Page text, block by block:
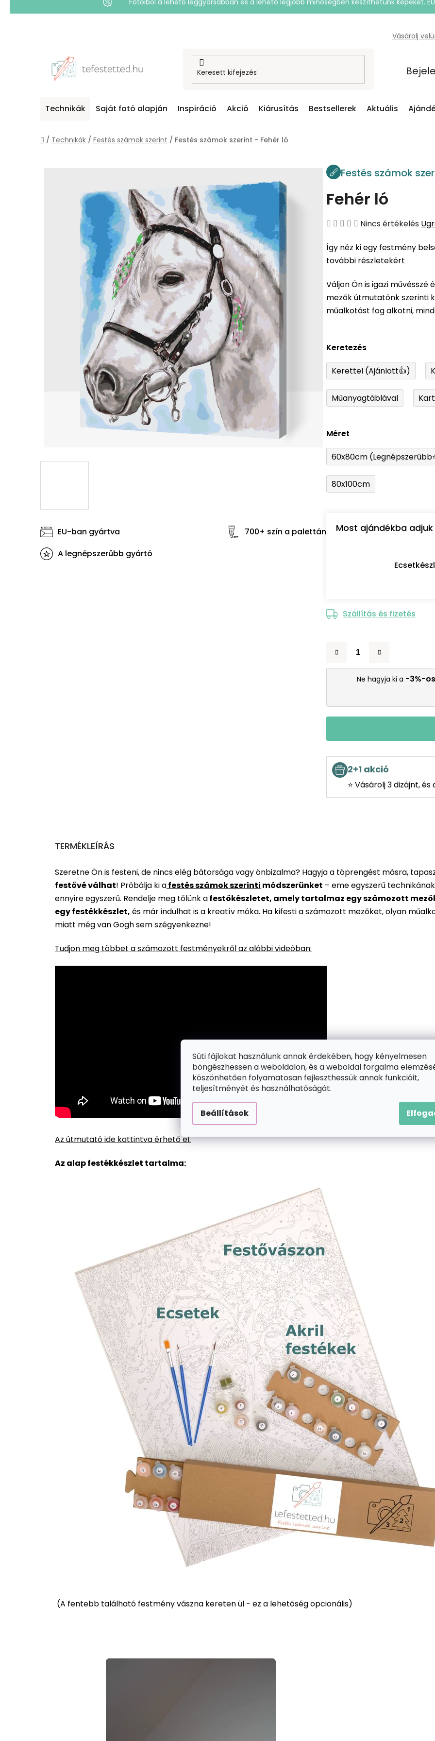
Süti fájlokat használunk annak érdekében, hogy kényelmesen
böngészhessen a weboldalon, és a weboldal forgalma
köszönhetően folyamatosan fejleszthessük annak funkcióit,
teljesítményét és használhatóságát.
Beállítások
Fotóiból a lehető leggyorsabban és a lehető legjobb minőségben készíthetünk képeket.
Vásárolj
Technikák Saját fotó alapján Inspiráció Akció Kiárusítás Bestsellerek Aktuális
Kezdőlap
/ Technikák / Festés számok szerint / Festés számok szerint - Fehér ló
Festés számok
Fehér ló
A
átlagos
értékelése
ből
0,0
csillag.
Nincs értékelés
Így néz ki egy festmény
további részletekért
Váljon Ön is igazi
mezők útmutatónk szerinti
műalkotást fog alkotni,
Keretezés
Kerettel (Ajánlott👍)
Műanyagtáblával
Méret
60x80cm
80x100cm
Most ajándékba
Szállítás és fizetés
Ne hagyja ki a -3%-os
2+1 akció
⭐ Vásárolj 3 dizájnt,
EU-ban gyártva
700+ szín a palettán
A legnépszerűbb gyártó
TERMÉKLEÍRÁS
Szeretne Ön is festeni, de nincs elég bátorsága vagy önbizalma? Hagyja a töprengést másra,
festővé válhat! Próbálja ki afestés számok szerinti módszerünket – eme egyszerű
ennyire egyszerű. Rendelje meg tőlünk afestőkészletet, amely tartalmaz egy számozott
egy festékkészlet, és már indulhat is a kreatív móka. Ha kifesti a számozott mezőket, olyan
miatt még van Gogh sem szégyenkezne!
Tudjon meg többet a számozott festményekről az alábbi videóban:
Az útmutató ide kattintva érhető el.
Az alap festékkészlet tartalma:
(A fentebb található festmény vászna kereten ül - ez a lehetőség opcionális)